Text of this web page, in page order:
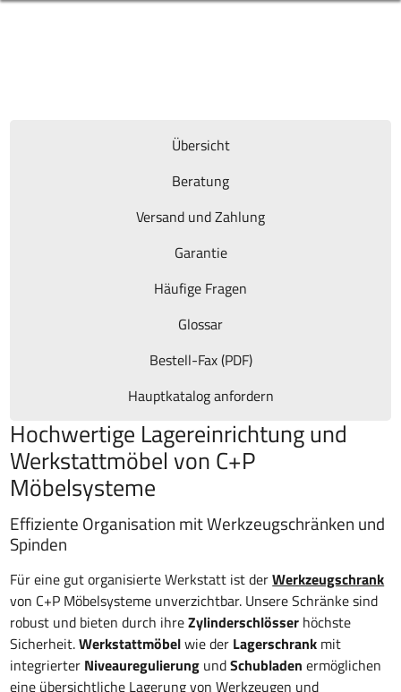
Übersicht
Beratung
Versand und Zahlung
Garantie
Häufige Fragen
Glossar
Bestell-Fax (PDF)
Hauptkatalog anfordern
Hochwertige Lagereinrichtung und
Werkstattmöbel von C+P
Möbelsysteme
Effiziente Organisation mit Werkzeugschränken und
Spinden
Für eine gut organisierte Werkstatt ist derWerkzeugschrank
von C+P Möbelsysteme unverzichtbar. Unsere Schränke sind
robust und bieten durch ihreZylinderschlösser höchste
Sicherheit.Werkstattmöbelwie der Lagerschrank mit
integrierter Niveauregulierung undSchubladen ermöglichen
eine übersichtliche Lagerung von Werkzeugen und